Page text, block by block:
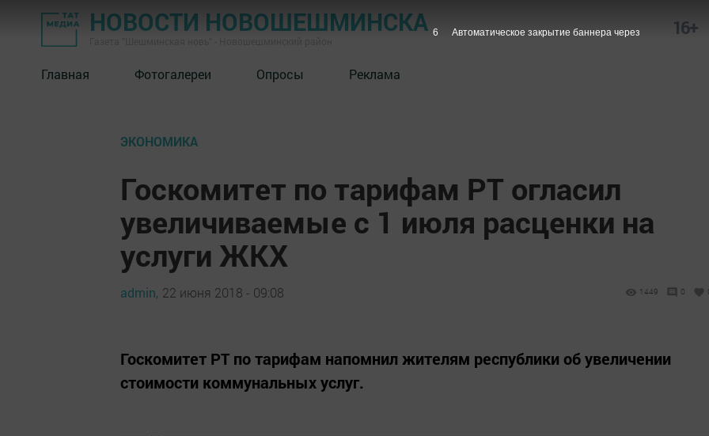
НОВОСТИ НОВОШЕШМИНСКА 16+
Главная Фотогалереи Опросы Реклама
ЭКОНОМИКА
Госкомитет по тарифам РТ огласил
увеличиваемые с 1 июля расценки на
услуги ЖКХ
admin, 22 июня 2018 - 09:08 1449 0
Госкомитет РТ по тарифам напомнил жителям республики об увеличении
стоимости коммунальных услуг.
5 Автоматическое закрытие баннера через